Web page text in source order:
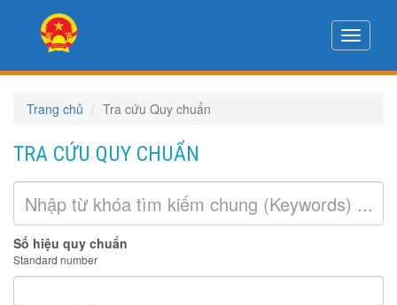
Toggle
Trang chủ Tra cứu Quy chuẩn
TRA CỨU QUY CHUẨN
Số hiệu quy chuẩn
Standard number